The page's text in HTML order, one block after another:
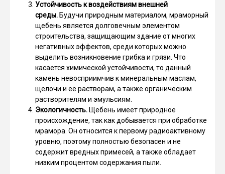
Устойчивость к воздействиям внешней
среды. Будучи природным материалом, мраморный
щебень является долговечным элементом
строительства, защищающим здание от многих
негативных эффектов, среди которых можно
выделить возникновение грибка и грязи. Что
касается химической устойчивости, то данный
камень невосприимчив к минеральным маслам,
щелочи и её растворам, а также органическим
растворителям и эмульсиям.
Экологичность. Щебень имеет природное
происхождение, так как добывается при обработке
мрамора. Он относится к первому радиоактивному
уровню, поэтому полностью безопасен и не
содержит вредных примесей, а также обладает
низким процентом содержания пыли.